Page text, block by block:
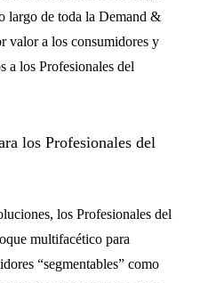
largo de toda la Demand &
valor a los consumidores y
a los Profesionales del
los Profesionales del
los Profesionales del
multifacético para
“segmentables” como